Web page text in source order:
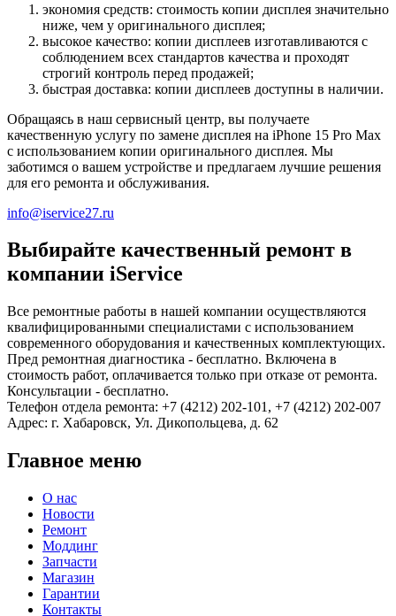
экономия средств: стоимость копии дисплея значительно
ниже, чем у оригинального дисплея;
высокое качество: копии дисплеев изготавливаются с
соблюдением всех стандартов качества и проходят
строгий контроль перед продажей;
быстрая доставка: копии дисплеев доступны в наличии.
Обращаясь в наш сервисный центр, вы получаете
качественную услугу по замене дисплея на iPhone 15 Pro Max
с использованием копии оригинального дисплея. Мы
заботимся о вашем устройстве и предлагаем лучшие решения
для его ремонта и обслуживания.
info@iservice27.ru
Выбирайте качественный ремонт в
компании iService
Все ремонтные работы в нашей компании осуществляются
квалифицированными специалистами с использованием
современного оборудования и качественных комплектующих.
Пред ремонтная диагностика - бесплатно. Включена в
стоимость работ, оплачивается только при отказе от ремонта.
Консультации - бесплатно.
Телефон отдела ремонта: +7 (4212) 202-101, +7 (4212) 202-007
Адрес: г. Хабаровск, Ул. Дикопольцева, д. 62
Главное меню
О нас
Новости
Ремонт
Моддинг
Запчасти
Магазин
Гарантии
Контакты